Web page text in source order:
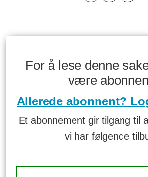
For å lese denne
være
Allerede abonnent?
Et abonnement gir tilgang til
vi har følgende